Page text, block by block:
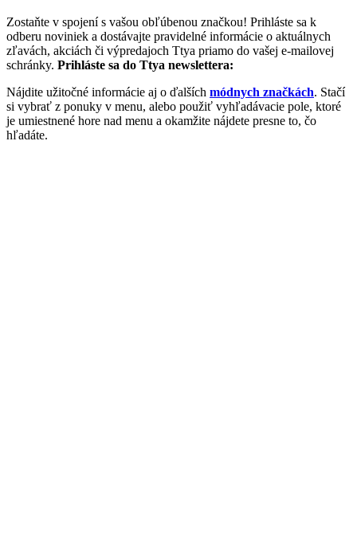
Zostaňte v spojení s vašou obľúbenou značkou! Prihláste sa k
odberu noviniek a dostávajte pravidelné informácie o aktuálnych
zľavách, akciách či výpredajoch Ttya priamo do vašej e-mailovej
schránky. Prihláste sa do Ttya newslettera:
Nájdite užitočné informácie aj o ďalších módnych značkách. Stačí
si vybrať z ponuky v menu, alebo použiť vyhľadávacie pole, ktoré
je umiestnené hore nad menu a okamžite nájdete presne to, čo
hľadáte.